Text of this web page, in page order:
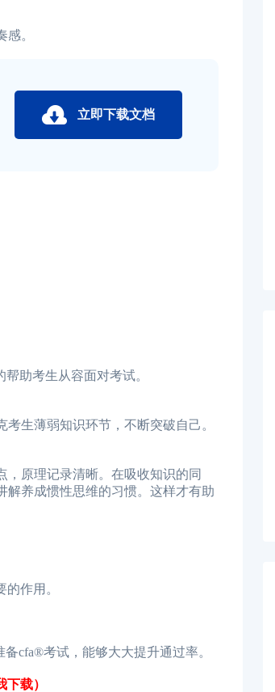
。
立即下载文档
助考生从容面对考试。
生薄弱知识环节，不断突破自己。
原理记录清晰。在吸收知识的同
解养成惯性思维的习惯。这样才有助
作用。
cfa®考试，能够大大提升通过率。
载）